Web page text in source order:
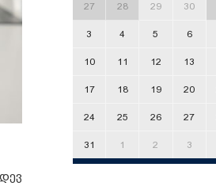
27 28 29 30
3 4 5 6
10 11 12 13
17 18 19 20
24 25 26 27
31 1 2 3